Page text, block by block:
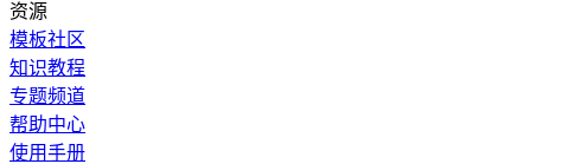
资源
模板社区
知识教程
专题频道
帮助中心
使用手册